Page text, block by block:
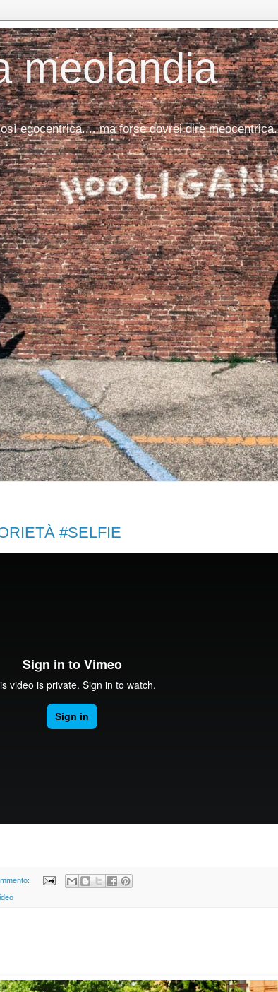
meolandia
egocentrica.... ma forse dovrei dire meocentrica.
#SELFIE